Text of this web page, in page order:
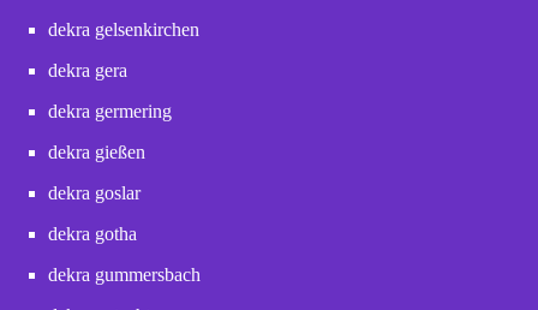
dekra gelsenkirchen
dekra gera
dekra germering
dekra gießen
dekra goslar
dekra gotha
dekra gummersbach